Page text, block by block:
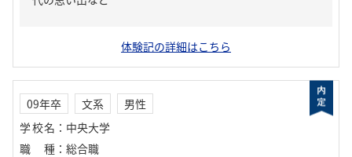
体験記の詳細はこちら
09年卒 文系
男性
学校名 ： 中央大学
職種 ： 総合職